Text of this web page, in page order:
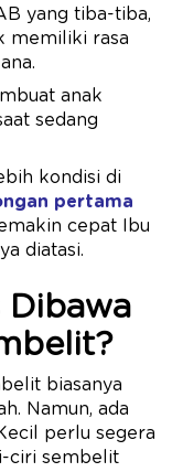
yang tiba-tiba,
memiliki rasa
anak
sedang
kondisi di
pertama
cepat Ibu
diatasi.
Dibawa
biasanya
Namun, ada
perlu segera
ciri sembelit